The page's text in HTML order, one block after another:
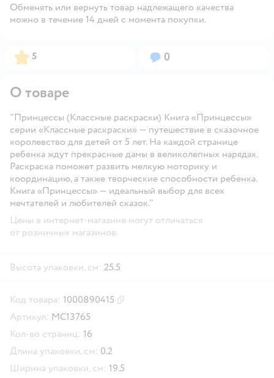
Обменять или вернуть товар надлежащего качества
можно в течение 14 дней с момента покупки.
Рейтинг:
5 Вопросов:
0
О товаре
"Принцессы (Классные раскраски) Книга «Принцессы»
серии «Классные раскраски» — путешествие в сказочное
королевство для детей от 5 лет. На каждой странице
ребенка ждут прекрасные дамы в великолепных нарядах.
Раскраска поможет развить мелкую моторику и
координацию, а также творческие способности ребенка.
Книга «Принцессы» — идеальный выбор для всех
мечтателей и любителей сказок."
Цены в интернет-магазине могут отличаться
от розничных магазинов.
Высота упаковки, см: 25.5
Код товара: 1000890415
Артикул: МС13765
Кол-во страниц: 16
Длина упаковки, см: 0.2
Ширина упаковки, см: 19.5